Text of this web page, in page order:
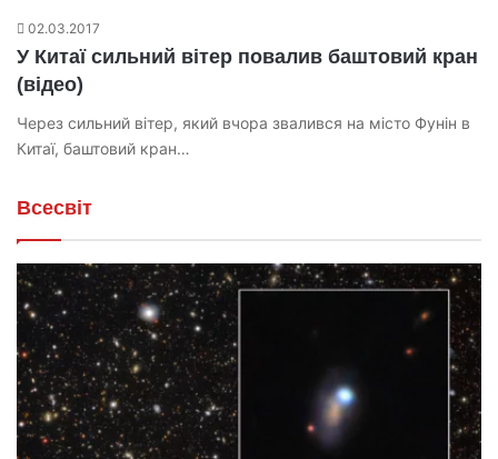
02.03.2017
У Китаї сильний вітер повалив баштовий кран
(відео)
Через сильний вітер, який вчора звалився на місто Фунін в
Китаї, баштовий кран…
Всесвіт